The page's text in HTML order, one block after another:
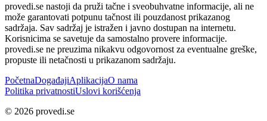
provedi.se nastoji da pruži tačne i sveobuhvatne informacije, ali ne
može garantovati potpunu tačnost ili pouzdanost prikazanog
sadržaja. Sav sadržaj je istražen i javno dostupan na internetu.
Korisnicima se savetuje da samostalno provere informacije.
provedi.se ne preuzima nikakvu odgovornost za eventualne greške,
propuste ili netačnosti u prikazanom sadržaju.
PočetnaDogađajiAplikacijaO nama
Politika privatnostiUslovi korišćenja
© 2026 provedi.se